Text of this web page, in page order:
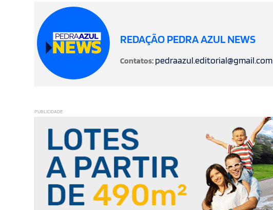
REDAÇÃO PEDRA AZUL NEWS
Contatos: pedraazul.editorial@gmail.com
PUBLICIDADE